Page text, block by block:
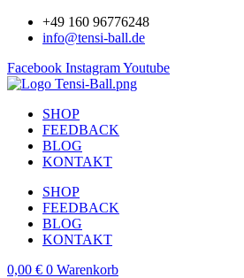
+49 160 96776248
info@tensi-ball.de
Facebook InstagramYoutube
SHOP
FEEDBACK
BLOG
KONTAKT
SHOP
FEEDBACK
BLOG
KONTAKT
0,00 € 0 Warenkorb